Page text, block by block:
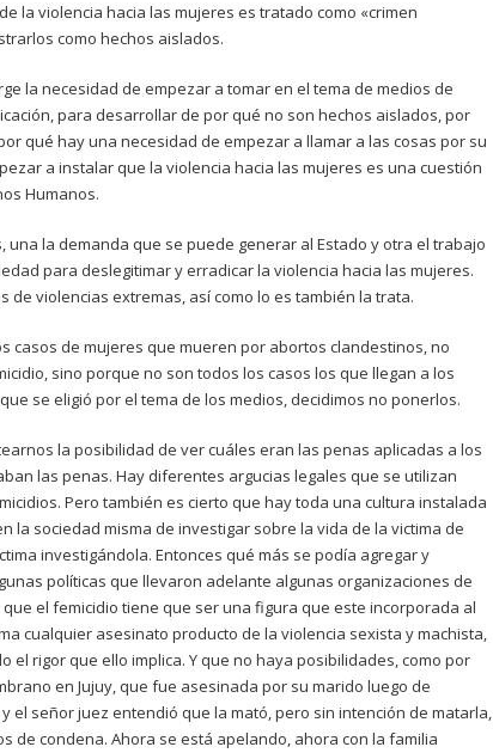
la violencia hacia las mujeres es tratado como «crimen
como hechos aislados.
la necesidad de empezar a tomar en el tema de medios de
para desarrollar de por qué no son hechos aislados, por
qué hay una necesidad de empezar a llamar a las cosas por su
a instalar que la violencia hacia las mujeres es una cuestión
Humanos.
una la demanda que se puede generar al Estado y otra el trabajo
para deslegitimar y erradicar la violencia hacia las mujeres.
de violencias extremas, así como lo es también la trata.
casos de mujeres que mueren por abortos clandestinos, no
sino porque no son todos los casos los que llegan a los
se eligió por el tema de los medios, decidimos no ponerlos.
la posibilidad de ver cuáles eran las penas aplicadas a los
las penas. Hay diferentes argucias legales que se utilizan
Pero también es cierto que hay toda una cultura instalada
la sociedad misma de investigar sobre la vida de la victima de
investigándola. Entonces qué más se podía agregar y
políticas que llevaron adelante algunas organizaciones de
el femicidio tiene que ser una figura que este incorporada al
cualquier asesinato producto de la violencia sexista y machista,
el rigor que ello implica. Y que no haya posibilidades, como por
en Jujuy, que fue asesinada por su marido luego de
el señor juez entendió que la mató, pero sin intención de matarla,
de condena. Ahora se está apelando, ahora con la familia